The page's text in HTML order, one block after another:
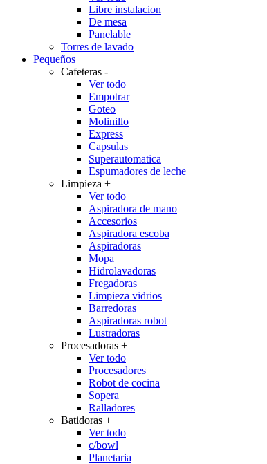
Libre instalacion
De mesa
Panelable
Torres de lavado
Pequeños
Cafeteras -
Ver todo
Empotrar
Goteo
Molinillo
Express
Capsulas
Superautomatica
Espumadores de leche
Limpieza +
Ver todo
Aspiradora de mano
Accesorios
Aspiradora escoba
Aspiradoras
Mopa
Hidrolavadoras
Fregadoras
Limpieza vidrios
Barredoras
Aspiradoras robot
Lustradoras
Procesadoras +
Ver todo
Procesadores
Robot de cocina
Sopera
Ralladores
Batidoras +
Ver todo
c/bowl
Planetaria